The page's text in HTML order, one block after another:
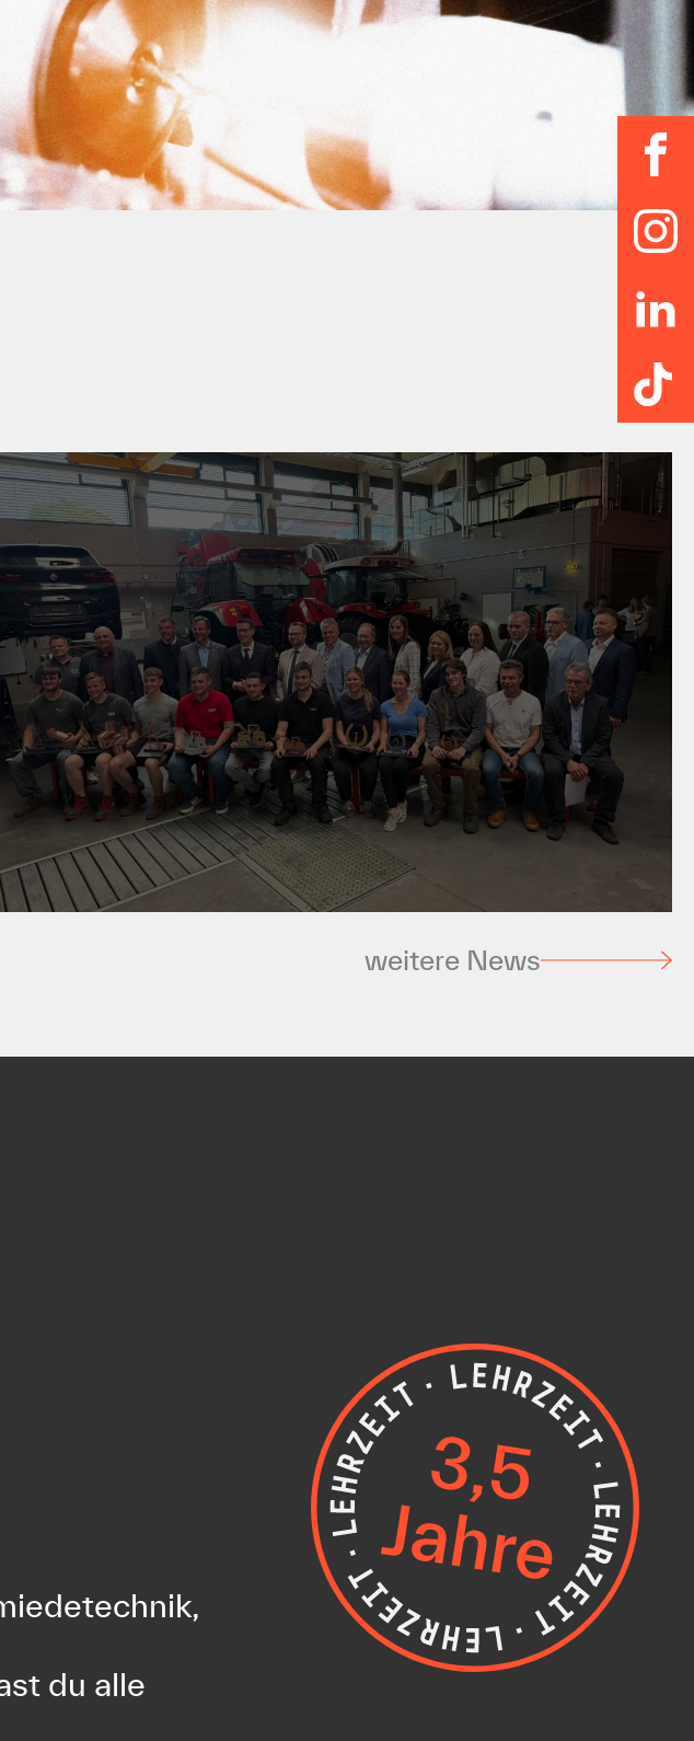
05. Mai 2026
Niederösterreichs Lehrlinge zeigen
Spitzenleistungen in Mistelbach
weitere News
du alle